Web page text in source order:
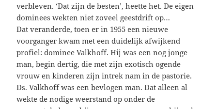
verbleven. ‘Dat zijn de besten’, heette het. De eigen
dominees wekten niet zoveel geestdrift op…
Dat veranderde, toen er in 1955 een nieuwe
voorganger kwam met een duidelijk afwijkend
profiel: dominee Valkhoff. Hij was een nog jonge
man, begin dertig, die met zijn exotisch ogende
vrouw en kinderen zijn intrek nam in de pastorie.
Ds. Valkhoff was een bevlogen man. Dat alleen al
wekte de nodige weerstand op onder de